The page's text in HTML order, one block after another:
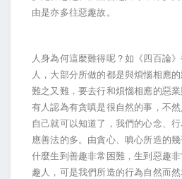
由是亦多往惡趣故。
人身為何這麼難得呢？如《四百論
人，大部分所做的都是與煩惱相應
難之又難，要去行和煩惱相應的惡
有人認為有貪嗔是很自然的事，不
自己就可以知道了，我們的心念、
應善法的多。由貪心、嗔心所造的
什麼生到善趣非常困難，生到惡趣
趣人，可是我們所造的行為自然而